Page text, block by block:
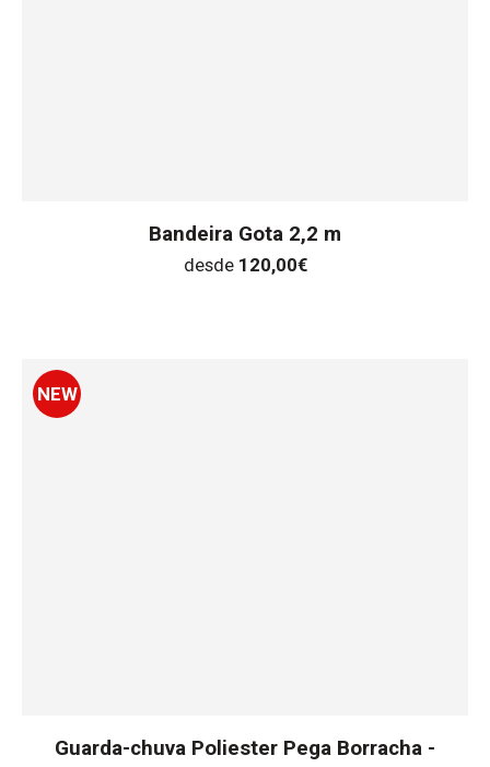
Bandeira Gota 2,2 m
desde 120,00€
NEW
Guarda-chuva Poliester Pega Borracha -